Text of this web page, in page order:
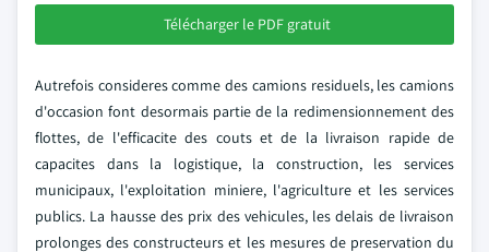
Télécharger le PDF gratuit
Autrefois consideres comme des camions residuels, les camions
d'occasion font desormais partie de la redimensionnement des
flottes, de l'efficacite des couts et de la livraison rapide de
capacites dans la logistique, la construction, les services
municipaux, l'exploitation miniere, l'agriculture et les services
publics. La hausse des prix des vehicules, les delais de livraison
prolonges des constructeurs et les mesures de preservation du